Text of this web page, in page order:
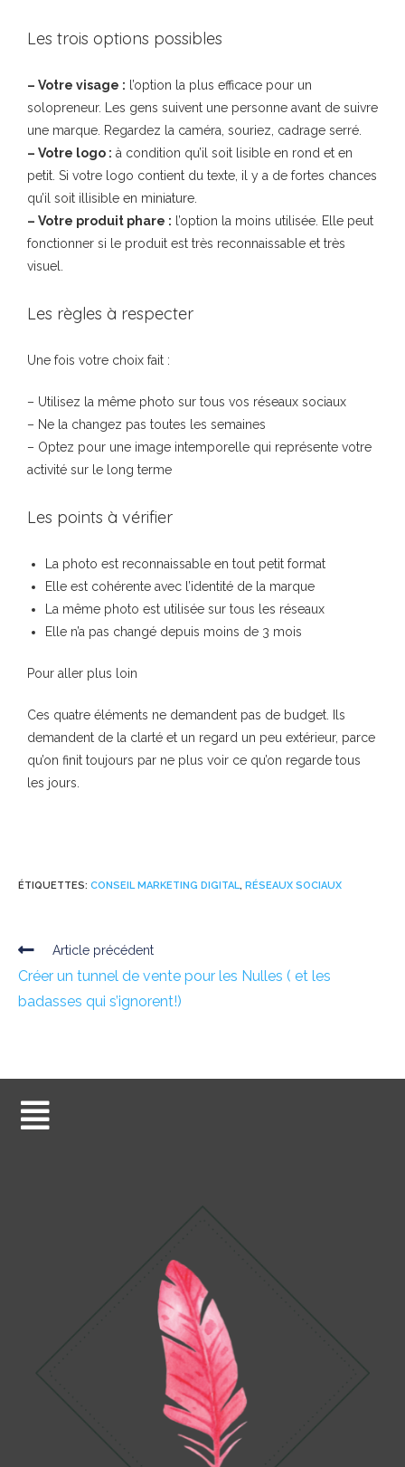
Les trois options possibles
– Votre visage : l’option la plus efficace pour un
solopreneur. Les gens suivent une personne avant de suivre
une marque. Regardez la caméra, souriez, cadrage serré.
– Votre logo : à condition qu’il soit lisible en rond et en
petit. Si votre logo contient du texte, il y a de fortes chances
qu’il soit illisible en miniature.
– Votre produit phare : l’option la moins utilisée. Elle peut
fonctionner si le produit est très reconnaissable et très
visuel.
Les règles à respecter
Une fois votre choix fait :
– Utilisez la même photo sur tous vos réseaux sociaux
– Ne la changez pas toutes les semaines
– Optez pour une image intemporelle qui représente votre
activité sur le long terme
Les points à vérifier
La photo est reconnaissable en tout petit format
Elle est cohérente avec l’identité de la marque
La même photo est utilisée sur tous les réseaux
Elle n’a pas changé depuis moins de 3 mois
Pour aller plus loin
Ces quatre éléments ne demandent pas de budget. Ils
demandent de la clarté et un regard un peu extérieur, parce
qu’on finit toujours par ne plus voir ce qu’on regarde tous
les jours.
ÉTIQUETTES: CONSEIL MARKETING DIGITAL, RÉSEAUX SOCIAUX
Article précédent
Créer un tunnel de vente pour les Nulles ( et les
badasses qui s’ignorent!)